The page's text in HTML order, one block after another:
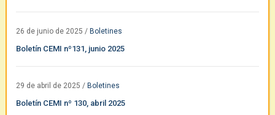
26 de junio de 2025 / Boletines
Boletín CEMI nº131, junio 2025
29 de abril de 2025 / Boletines
Boletín CEMI nº 130, abril 2025